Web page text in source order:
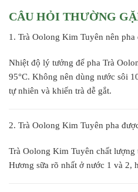
CÂU HỎI THƯỜNG
1. Trà Oolong Kim Tuyên nên pha
Nhiệt độ lý tưởng để pha Trà
95°C. Không nên dùng nước sôi
tự nhiên và khiến trà dễ gắt.
2. Trà Oolong Kim Tuyên pha
Trà Oolong Kim Tuyên chất lượng
Hương sữa rõ nhất ở nước 1 và 2,